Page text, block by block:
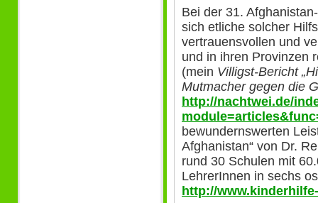
Bei der 31.
sich etliche solcher
vertrauensvollen und
und in ihren Provinzen
(mein Villigst-Bericht
Mutmacher gegen die
http://nachtwei.de/
bewundernswerten
Afghanistan“ von Dr.
rund 30 Schulen mit
LehrerInnen in sechs
http://